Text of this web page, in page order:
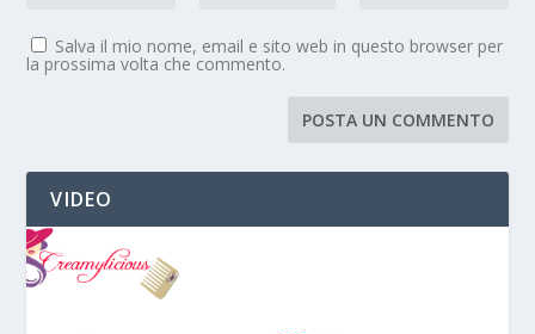
Salva il mio nome, email e sito web in questo browser per
la prossima volta che commento.
VIDEO